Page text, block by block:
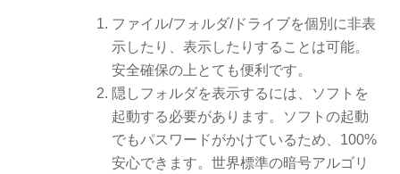
ファイル/フォルダ/ドライブを個別に非表
示したり、表示したりすることは可能。
安全確保の上とても便利です。
隠しフォルダを表示するには、ソフトを
起動する必要があります。ソフトの起動
でもパスワードがかけているため、100%
安心できます。世界標準の暗号アルゴリ